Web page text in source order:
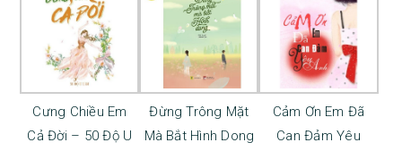
Cưng Chiều Em
Cả Đời – 50 Độ U
Đừng Trông Mặt
Mà Bắt Hình Dong
Cảm Ơn Em Đã
Can Đảm Yêu